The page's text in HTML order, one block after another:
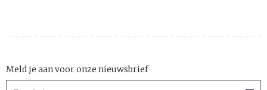
Meld je aan voor onze nieuwsbrief